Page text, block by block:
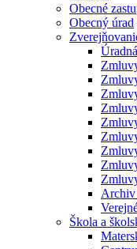
Obecné
Obecný úrad
Archiv
Škola a